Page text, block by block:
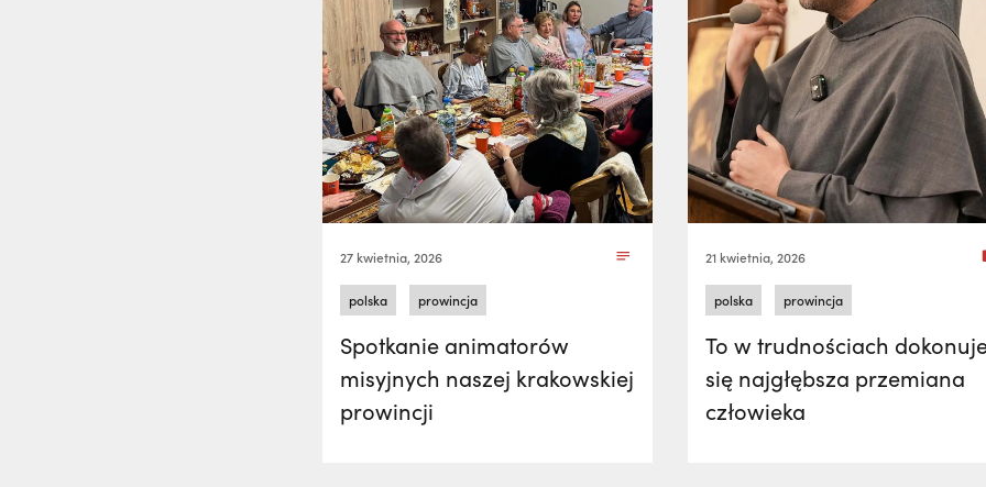
27 kwietnia, 2026
polska prowincja
Spotkanie animatorów
misyjnych naszej krakowskiej
prowincji
21 kwietnia, 2026
polska prowincja
To w trudnościach
się najgłębsza przemiana
człowieka